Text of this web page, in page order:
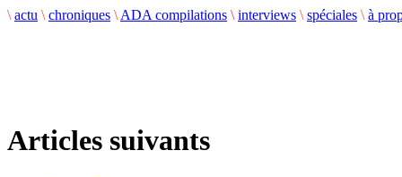
\ actu \ chroniques \ ADA compilations \ interviews \ spéciales \ à
Articles suivants